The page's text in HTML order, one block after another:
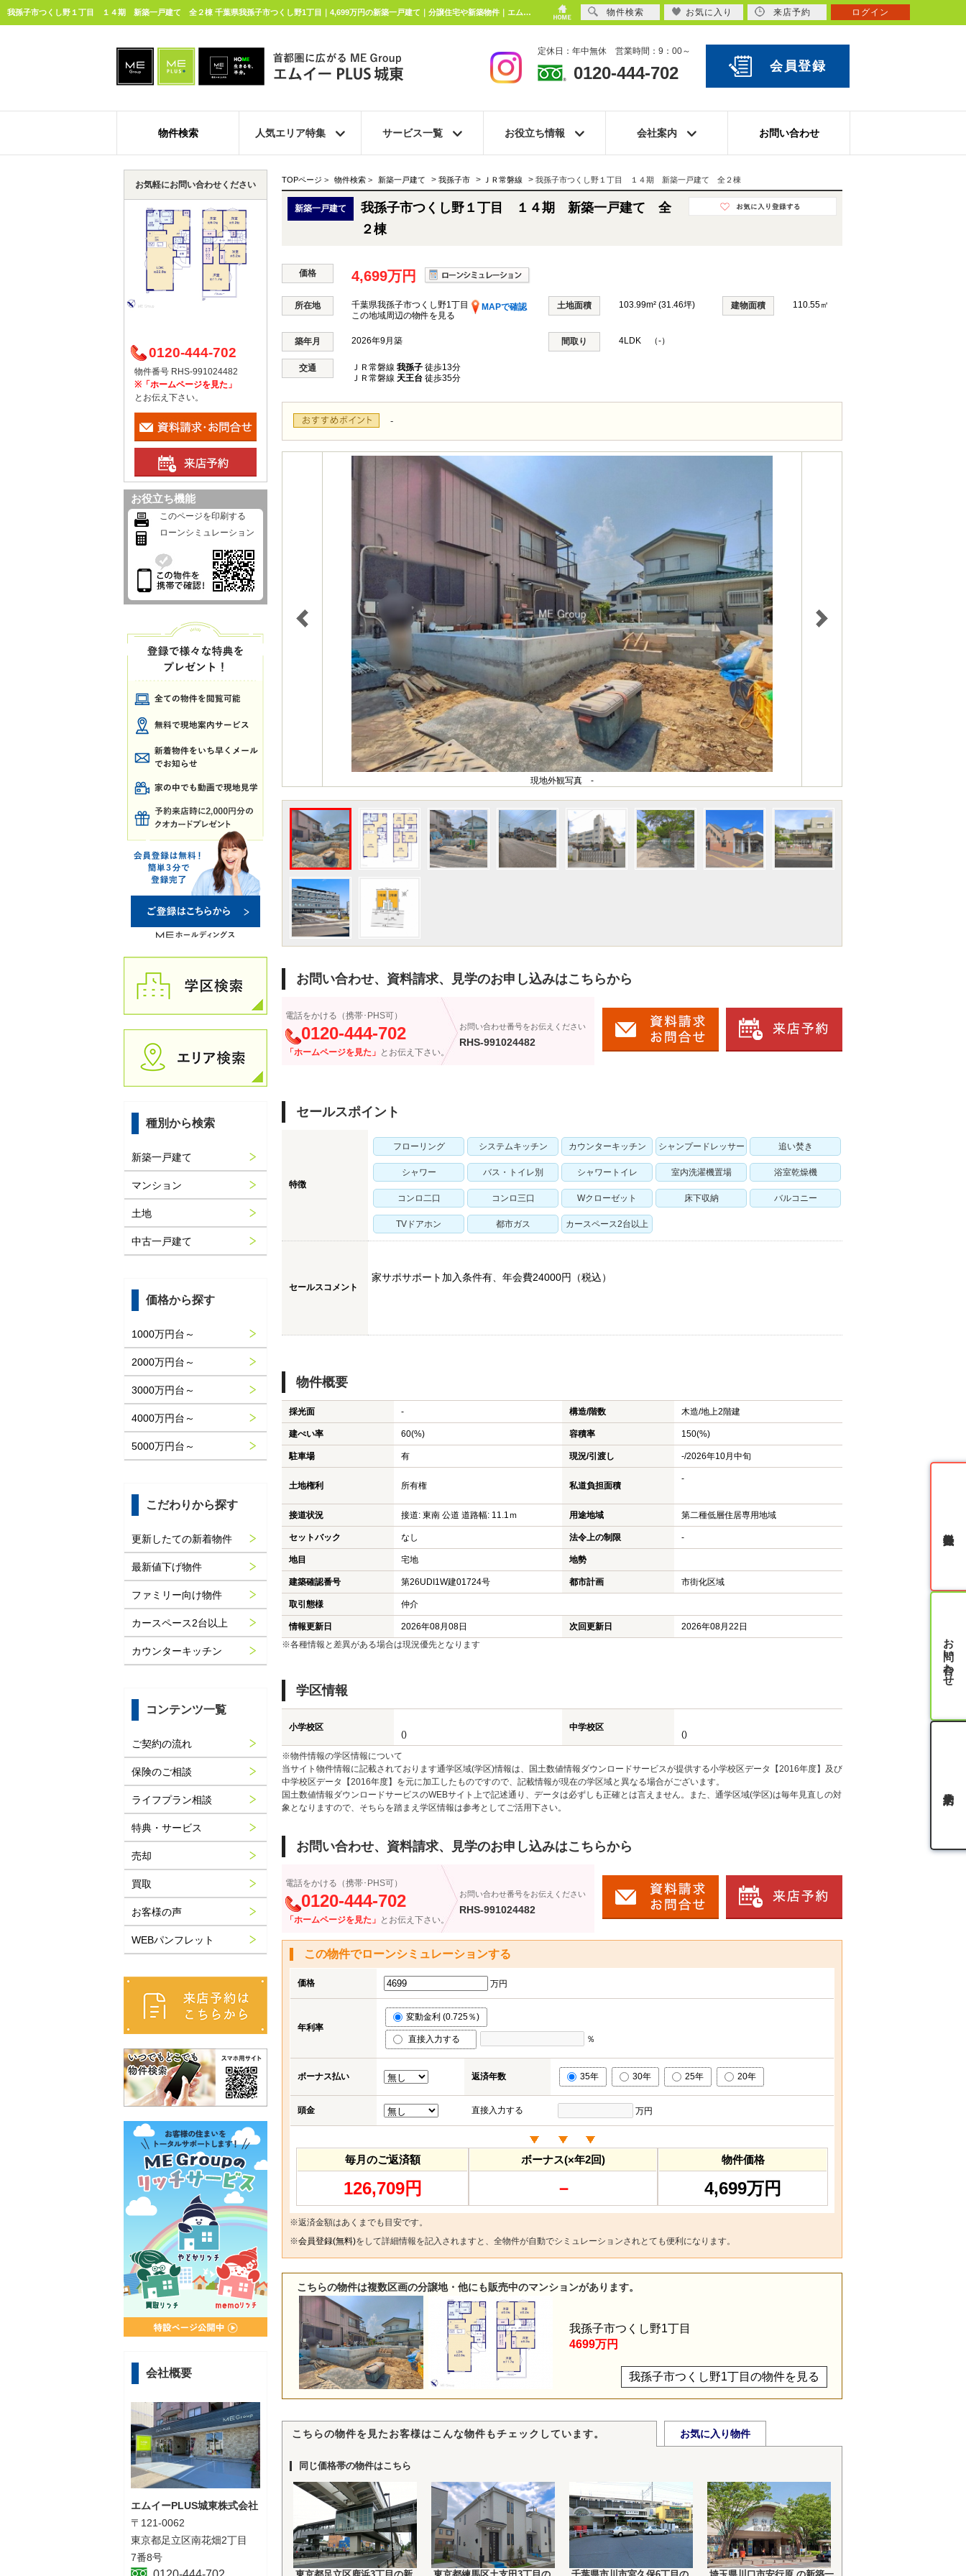
我孫子市つくし野１丁目 １４期 新築一戸建て 全２棟 千葉県我孫子市つくし野1丁目｜4,699万円の新築一戸建て｜分譲住宅や新築物件｜エムイーPLUS城東株式会社
定休日：年中無休 営業時間：9：00～
0120-444-702 会員登録
物件検索 人気エリア特集 サービス一覧 お役立ち情報 会社案内 お問い合わせ
TOPページ > 物件検索 > 新築一戸建て > 我孫子市 > ＪＲ常磐線 > 我孫子市つくし野１丁目 １４期 新築一戸建て 全２棟
新築一戸建て
我孫子市つくし野１丁目 １４期 新築一戸建て 全
２棟
価格 4,699万円
所在地 千葉県我孫子市つくし野1丁目
MAPで確認
この地域周辺の物件を見る
土地面積 103.99m² (31.46坪) 建物面積 110.55㎡
築年月 2026年9月築 間取り 4LDK （-）
交通 ＪＲ常磐線 我孫子 徒歩13分
ＪＲ常磐線 天王台 徒歩35分
-
現地外観写真 -
お問い合わせ、資料請求、見学のお申し込みはこちらから
電話をかける（携帯･PHS可）
0120-444-702
「ホームページを見た」 とお伝え下さい。
お問い合わせ番号をお伝えください
RHS-991024482
セールスポイント
特徴
フローリング システムキッチン カウンターキッチン シャンプードレッサー 追い焚き
シャワー バス・トイレ別 シャワートイレ 室内洗濯機置場 浴室乾燥機
コンロ二口 コンロ三口 Wクローゼット 床下収納 バルコニー
TVドアホン 都市ガス カースペース2台以上
セールスコメント
家サポサポート加入条件有、年会費24000円（税込）
物件概要
採光面 - 構造/階数 木造/地上2階建
建ぺい率 60(%) 容積率 150(%)
駐車場 有 現況/引渡し -/2026年10月中旬
土地権利 所有権 私道負担面積
-
接道状況 接道: 東南 公道 道路幅: 11.1ｍ 用途地域 第二種低層住居専用地域
セットバック なし 法令上の制限 -
地目 宅地 地勢
建築確認番号 第26UDI1W建01724号 都市計画 市街化区域
取引態様 仲介
情報更新日 2026年08月08日 次回更新日
2026年08月22日
※各種情報と差異がある場合は現況優先となります
学区情報
小学校区
()
中学校区
()
※物件情報の学区情報について
当サイト物件情報に記載されております通学区域(学区)情報は、国土数値情報ダウンロードサービスが提供する小学校区データ【2016年度】及び
中学校区データ【2016年度】を元に加工したものですので、記載情報が現在の学区域と異なる場合がございます。
国土数値情報ダウンロードサービスのWEBサイト上で記述通り、データは必ずしも正確とは言えません。また、通学区域(学区)は毎年見直しの対
象となりますので、そちらを踏まえ学区情報は参考としてご活用下さい。
お問い合わせ、資料請求、見学のお申し込みはこちらから
電話をかける（携帯･PHS可）
0120-444-702
「ホームページを見た」 とお伝え下さい。
お問い合わせ番号をお伝えください
RHS-991024482
この物件でローンシミュレーションする
価格 万円
年利率
変動金利 (0.725％)
直接入力する ％
ボーナス払い 返済年数 35年 30年 25年 20年
頭金 直接入力する 万円
毎月のご返済額
126,709円
ボーナス(×年2回)
－
物件価格
4,699万円
※返済金額はあくまでも目安です。
※会員登録(無料)をして詳細情報を記入されますと、全物件が自動でシミュレーションされとても便利になります。
こちらの物件は複数区画の分譲地・他にも販売中のマンションがあります。
我孫子市つくし野1丁目の物件を見る
我孫子市つくし野1丁目
4699万円
こちらの物件を見たお客様はこんな物件もチェックしています。 お気に入り物件
同じ価格帯の物件はこちら
お気軽にお問い合わせください
0120-444-702
物件番号 RHS-991024482
※「ホームページを見た」
とお伝え下さい。
お役立ち機能
このページを印刷する
ローンシミュレーション
種別から検索
新築一戸建て
マンション
土地
中古一戸建て
価格から探す
1000万円台～
2000万円台～
3000万円台～
4000万円台～
5000万円台～
こだわりから探す
更新したての新着物件
最新値下げ物件
ファミリー向け物件
カースペース2台以上
カウンターキッチン
コンテンツ一覧
ご契約の流れ
保険のご相談
ライフプラン相談
特典・サービス
売却
買取
お客様の声
WEBパンフレット
会社概要
エムイーPLUS城東株式会社
〒121-0062
東京都足立区南花畑2丁目
7番8号
物件検索 お気に入り 来店予約 ログイン
お問い合わせ